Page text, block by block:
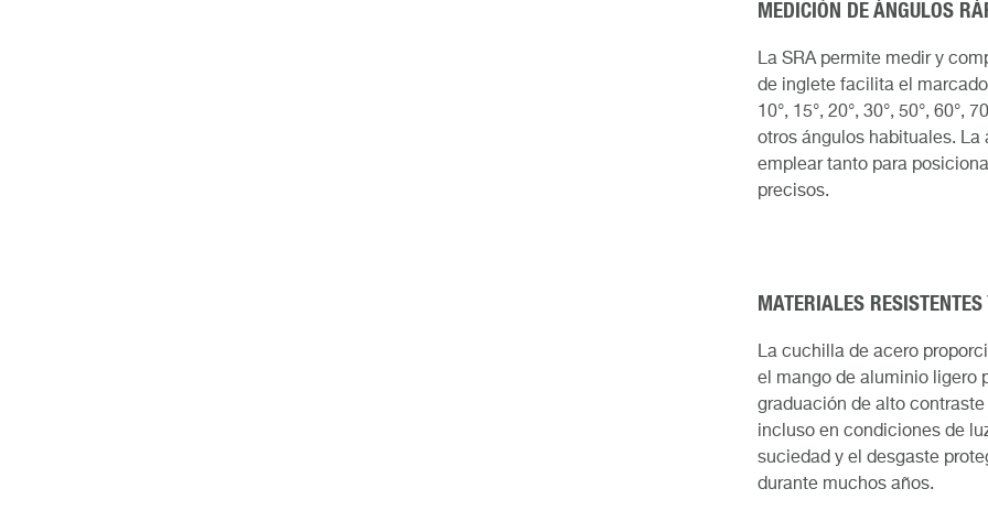
MEDICIÓN DE ÁNGULOS
La SRA permite medir y
de inglete facilita el
10°, 15°, 20°, 30°, 50°, 60°,
otros ángulos habituales. La
emplear tanto para
precisos.
MATERIALES
La cuchilla de acero
el mango de aluminio ligero
graduación de alto
incluso en condiciones de
suciedad y el desgaste
durante muchos años.